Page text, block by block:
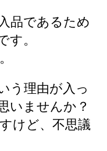
品であるため
す。
う理由が入っ
いませんか？
けど、不思議